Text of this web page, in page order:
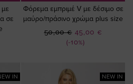
σε
Φόρεμα εμπριμέ V με δέσιμο σε
μαύρο/πράσινο χρώμα plus size
(-10%)
Ειδική
Τιμή
45,00 €
50,00 €
IN NEW IN